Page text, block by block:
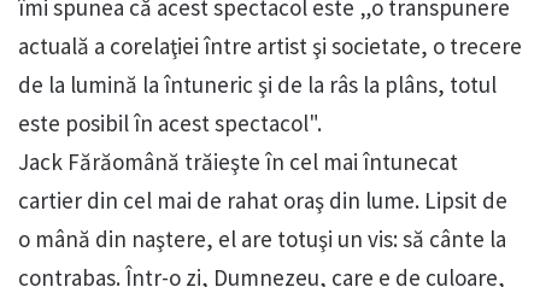
îmi spunea că acest spectacol este „o transpunere
actuală a corelaţiei între artist şi societate, o trecere
de la lumină la întuneric şi de la râs la plâns, totul
este posibil în acest spectacol".
Jack Fărăomână trăieşte în cel mai întunecat
cartier din cel mai de rahat oraş din lume. Lipsit de
o mână din naştere, el are totuşi un vis: să cânte la
contrabas. Într-o zi, Dumnezeu, care e de culoare,